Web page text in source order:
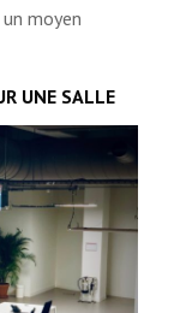
moyen
UNE SALLE